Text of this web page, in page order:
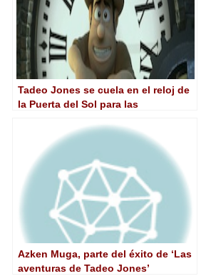
Tadeo Jones se cuela en el reloj de
la Puerta del Sol para las
Azken Muga, parte del éxito de ‘Las
aventuras de Tadeo Jones’